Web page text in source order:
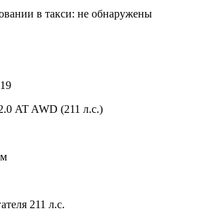
в такси: не обнаружены
AT AWD (211 л.с.)
211 л.с.